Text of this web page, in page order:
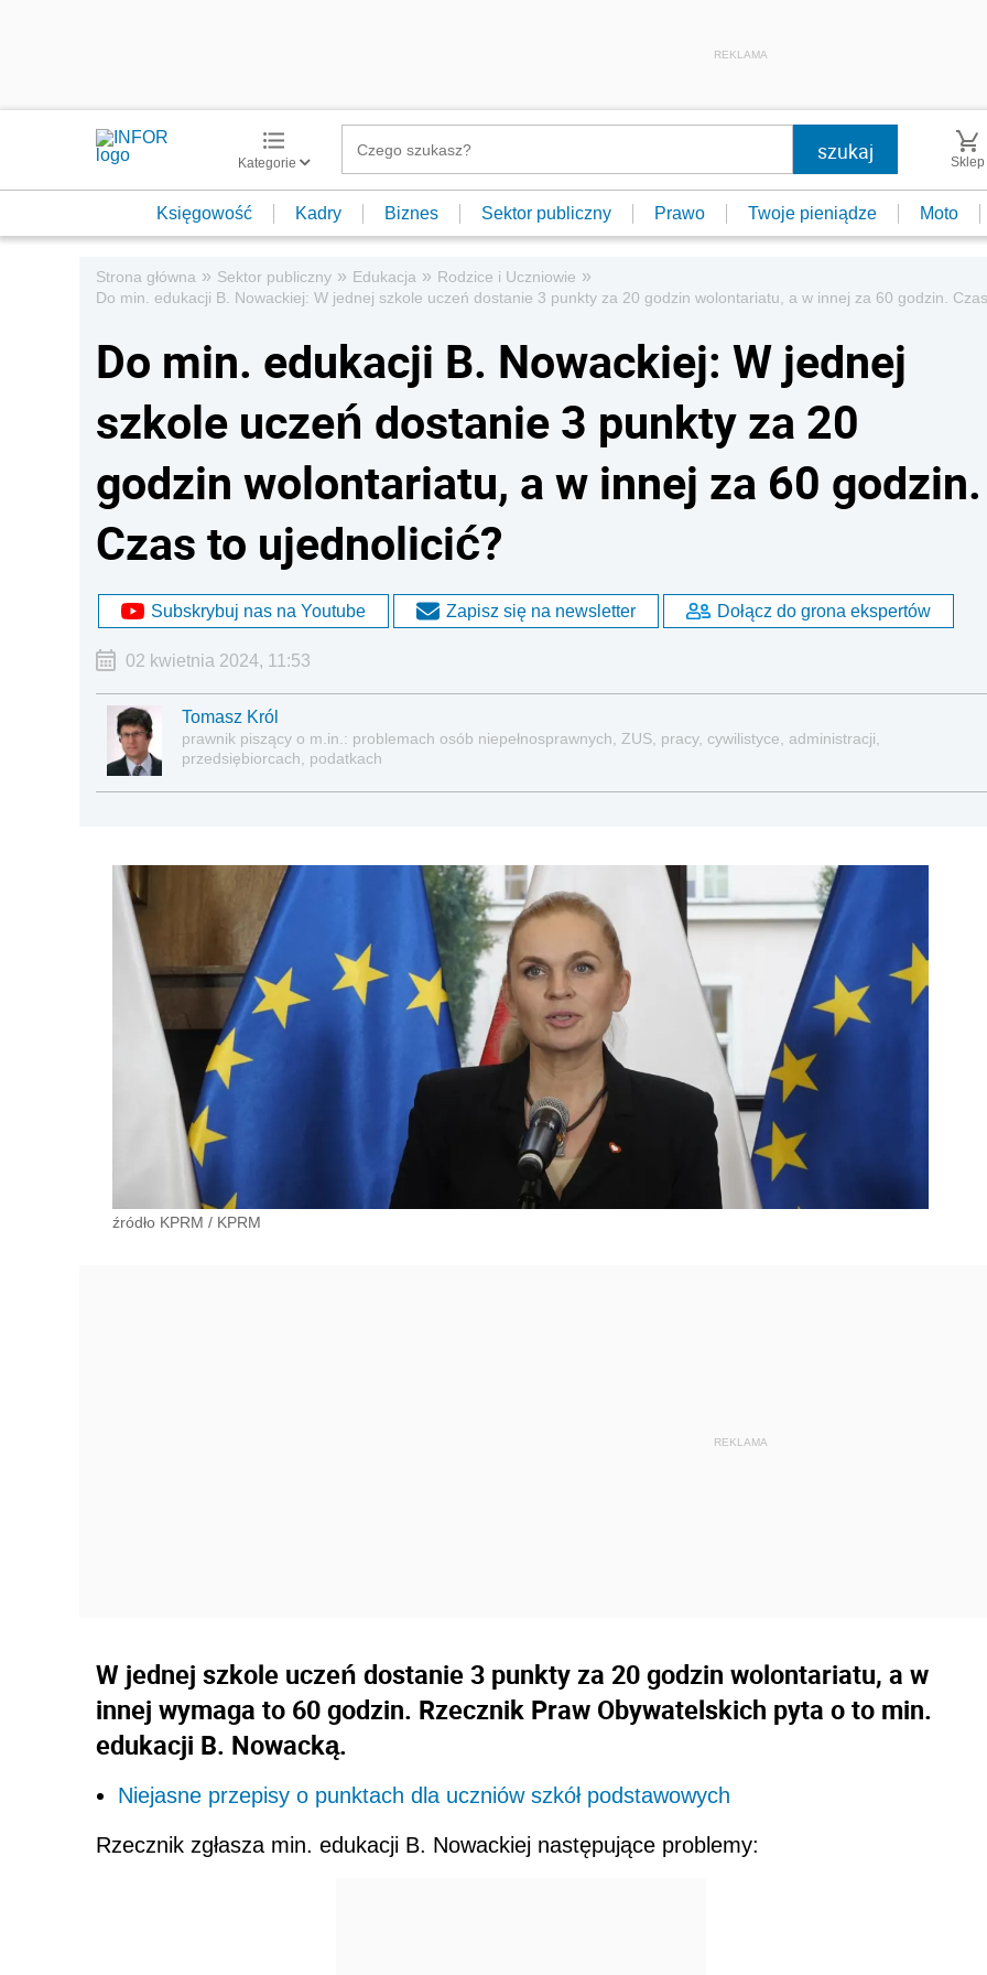
REKLAMA
Kategorie Sklep
Księgowość Kadry Biznes Sektor publiczny Prawo Twoje pieniądze Moto
Strona główna » Sektor publiczny » Edukacja » Rodzice i Uczniowie »
Do min. edukacji B. Nowackiej: W jednej szkole uczeń dostanie 3 punkty za 20 godzin wolontariatu, a w innej za 60 godzin.
Do min. edukacji B. Nowackiej: W jednej
szkole uczeń dostanie 3 punkty za 20
godzin wolontariatu, a w innej za 60 godzin.
Czas to ujednolicić?
Subskrybuj nas na Youtube Zapisz się na newsletter Dołącz do grona ekspertów
02 kwietnia 2024, 11:53
Tomasz Król
prawnik piszący o m.in.: problemach osób niepełnosprawnych, ZUS, pracy, cywilistyce, administracji,
przedsiębiorcach, podatkach
źródło KPRM / KPRM
W jednej szkole uczeń dostanie 3 punkty za 20 godzin wolontariatu, a w
innej wymaga to 60 godzin. Rzecznik Praw Obywatelskich pyta o to min.
edukacji B. Nowacką.
Niejasne przepisy o punktach dla uczniów szkół podstawowych
Rzecznik zgłasza min. edukacji B. Nowackiej następujące problemy: